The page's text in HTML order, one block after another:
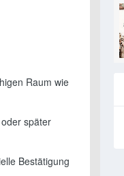
Raum wie
später
Bestätigung